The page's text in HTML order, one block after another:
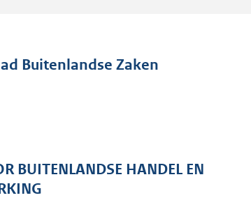
a
r
o
o
Buitenlandse Zaken
BUITENLANDSE HANDEL EN